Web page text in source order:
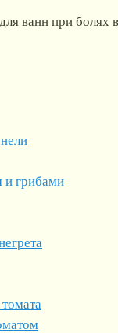
ванн при
и грибами